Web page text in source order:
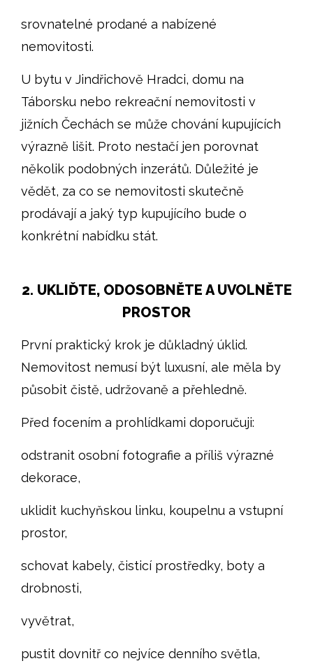
srovnatelné prodané a nabízené
nemovitosti.
U bytu v Jindřichově Hradci, domu na
Táborsku nebo rekreační nemovitosti v
jižních Čechách se může chování kupujících
výrazně lišit. Proto nestačí jen porovnat
několik podobných inzerátů. Důležité je
vědět, za co se nemovitosti skutečně
prodávají a jaký typ kupujícího bude o
konkrétní nabídku stát.
2. UKLIĎTE, ODOSOBNĚTE A UVOLNĚTE
PROSTOR
První praktický krok je důkladný úklid.
Nemovitost nemusí být luxusní, ale měla by
působit čistě, udržovaně a přehledně.
Před focením a prohlídkami doporučuji:
odstranit osobní fotografie a příliš výrazné
dekorace,
uklidit kuchyňskou linku, koupelnu a vstupní
prostor,
schovat kabely, čisticí prostředky, boty a
drobnosti,
vyvětrat,
pustit dovnitř co nejvíce denního světla,